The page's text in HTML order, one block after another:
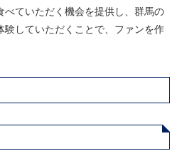
ていただく機会を提供し、群馬の
験していただくことで、ファンを作